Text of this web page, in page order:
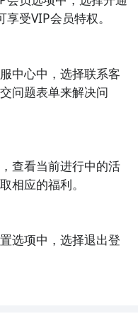
户可以在这里阅读到
到漫画社区中与其他
的新闻阅读应用，根
的资讯和文章。用户
、热门话题和优质原
受VIP会员特权。
中心中，选择联系客
问题表单来解决问
查看当前进行中的活
相应的福利。
选项中，选择退出登